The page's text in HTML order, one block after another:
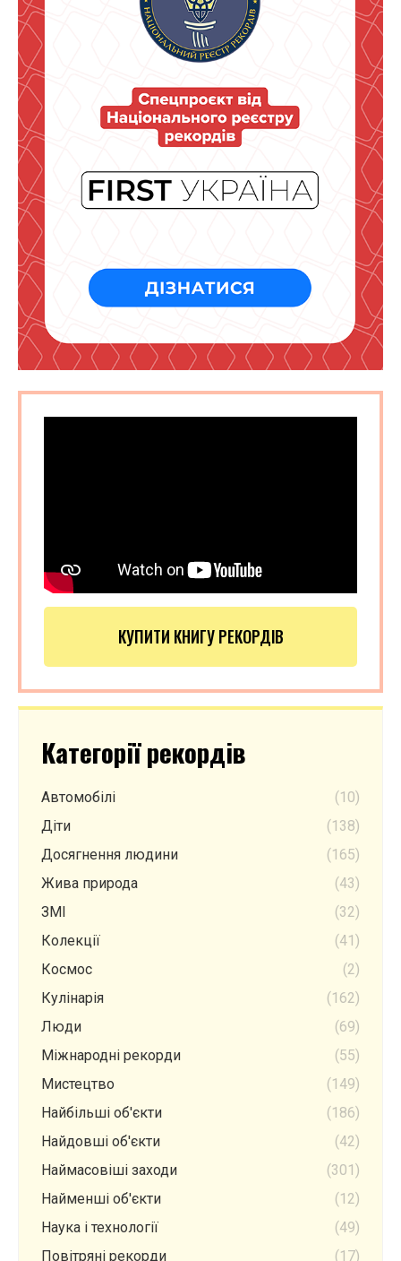
КУПИТИ КНИГУ РЕКОРДІВ
Категорії рекордів
Автомобілі
(10)
Діти
(138)
Досягнення людини
(165)
Жива природа
(43)
ЗМІ
(32)
Колекції
(41)
Космос
(2)
Кулінарія
(162)
Люди
(69)
Міжнародні рекорди
(55)
Мистецтво
(149)
Найбільші об'єкти
(186)
Найдовші об'єкти
(42)
Наймасовіші заходи
(301)
Найменші об'єкти
(12)
Наука і технології
(49)
Повітряні рекорди
(17)